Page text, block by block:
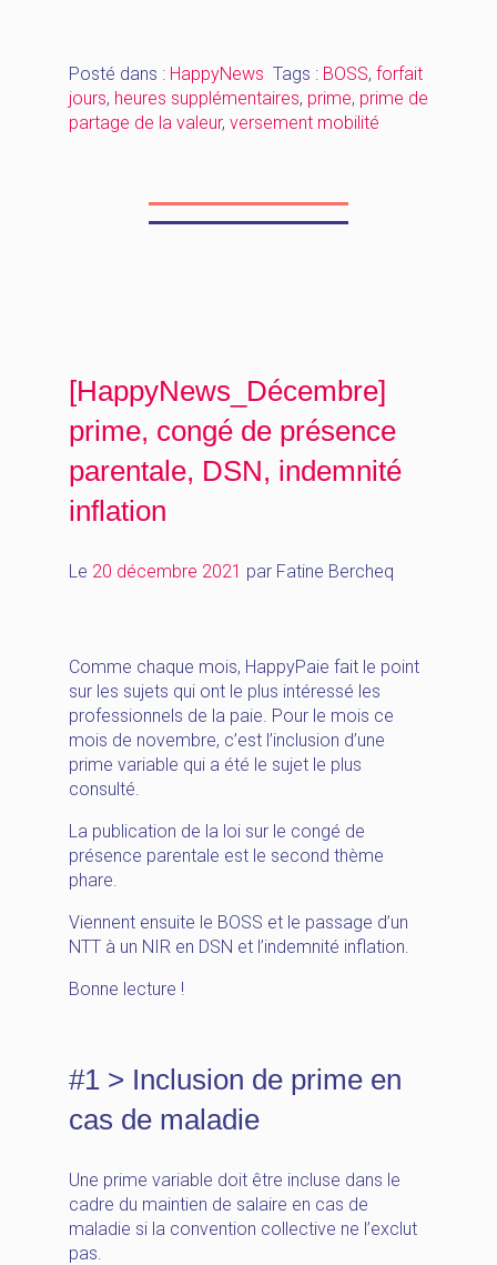
prime
de
partage
Posté dans : HappyNews Tags : BOSS, forfait
jours, heures supplémentaires, prime, prime de
partage de la valeur, versement mobilité
[HappyNews_Décembre]
prime, congé de présence
parentale, DSN, indemnité
inflation
Le 20 décembre 2021 par Fatine Bercheq
Comme chaque mois, HappyPaie fait le point
sur les sujets qui ont le plus intéressé les
professionnels de la paie. Pour le mois ce
mois de novembre, c’est l’inclusion d’une
prime variable qui a été le sujet le plus
consulté.
La publication de la loi sur le congé de
présence parentale est le second thème
phare.
Viennent ensuite le BOSS et le passage d’un
NTT à un NIR en DSN et l’indemnité inflation.
Bonne lecture !
#1 > Inclusion de prime en
cas de maladie
Une prime variable doit être incluse dans le
cadre du maintien de salaire en cas de
maladie si la convention collective ne l’exclut
pas.